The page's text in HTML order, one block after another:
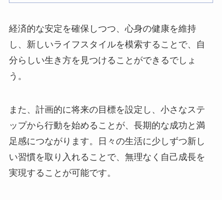
経済的な安定を確保しつつ、心身の健康を維持
し、新しいライフスタイルを模索することで、自
分らしい生き方を見つけることができるでしょ
う。
また、計画的に将来の目標を設定し、小さなステ
ップから行動を始めることが、長期的な成功と満
足感につながります。日々の生活に少しずつ新し
い習慣を取り入れることで、無理なく自己成長を
実現することが可能です。